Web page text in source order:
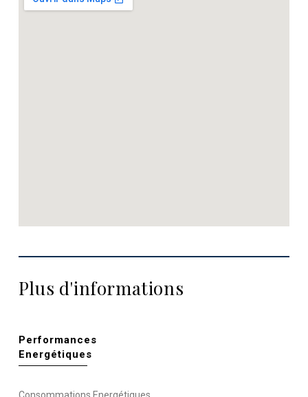
Plus d'informations
Performances
Energétiques
Consommations Energétiques